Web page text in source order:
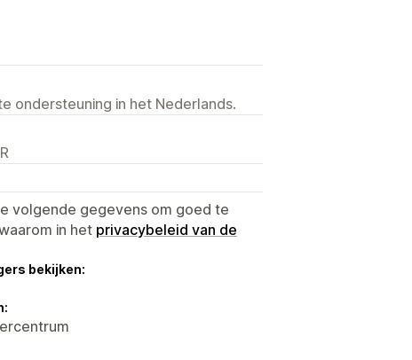
ondersteuning in het Nederlands.
volgende gegevens om goed te
in het privacybeleid van de
bekijken: